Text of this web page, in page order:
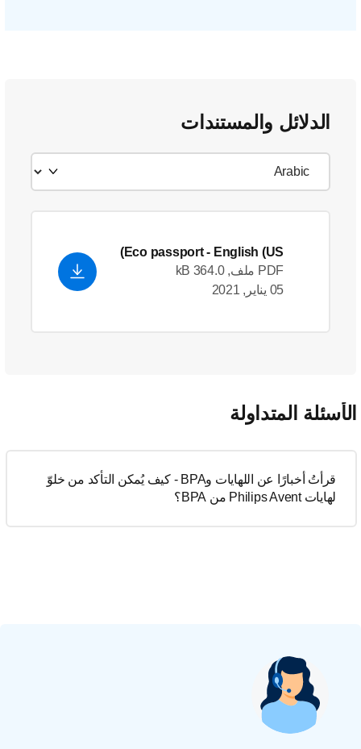
الدلائل والمستندات
Eco passport - English (US)
PDF ملف, 364.0 kB
05 يناير, 2021
المتداولة
قرأتُ أخبارًا عن اللهايات وBPA - كيف يُمكن التأكد من خلوّ
لهايات Philips Avent من BPA؟